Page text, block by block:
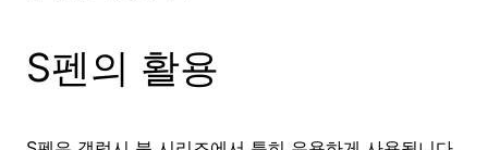
S펜의 활용